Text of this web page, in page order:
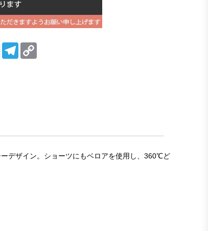
LinkedInTelegram
デザイン。ショーツにもベロアを使用し、360℃ど